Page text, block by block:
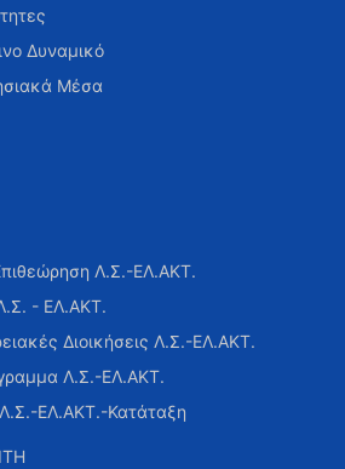
Δυναμικό
Μέσα
Λ.Σ.-ΕΛ.ΑΚΤ.
- ΕΛ.ΑΚΤ.
Διοικήσεις Λ.Σ.-ΕΛ.ΑΚΤ.
Λ.Σ.-ΕΛ.ΑΚΤ.
ΕΛ.ΑΚΤ.-Κατάταξη